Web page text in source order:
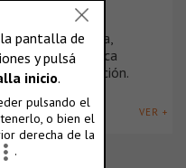
Lopez, Argentina,
característica
y su vegetación.
VER +